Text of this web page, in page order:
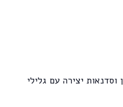
וסדנאות יצירה עם גלילי